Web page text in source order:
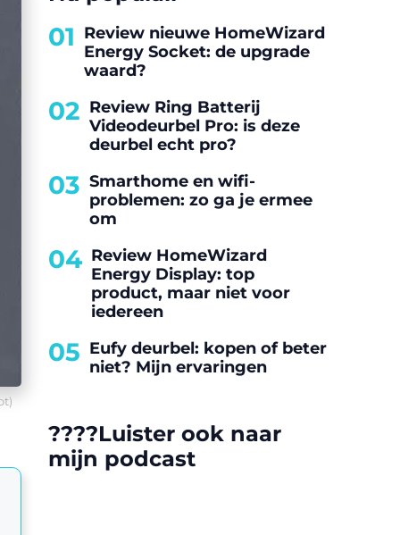
01 Review nieuwe HomeWizard
Energy Socket: de upgrade
waard?
02 Review Ring Batterij
Videodeurbel Pro: is deze
deurbel echt pro?
03 Smarthome en wifi-
problemen: zo ga je ermee
om
04 Review HomeWizard
Energy Display: top
product, maar niet voor
iedereen
05 Eufy deurbel: kopen of beter
niet? Mijn ervaringen
????️Luister ook naar
mijn podcast